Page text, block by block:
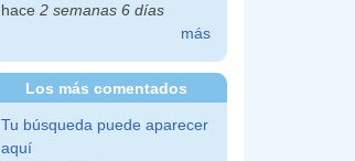
hace2 semanas 6 días
más
Los más comentados
Tu búsqueda puede aparecer
aquí